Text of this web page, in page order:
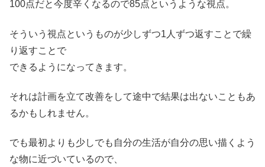
100点だと今度辛くなるので85点というような視点。
そういう視点というものが少しずつ1人ずつ返すことで繰
り返すことで
できるようになってきます。
それは計画を立て改善をして途中で結果は出ないこともあ
るかもしれません。
でも最初よりも少しでも自分の生活が自分の思い描くよう
な物に近づいているので、